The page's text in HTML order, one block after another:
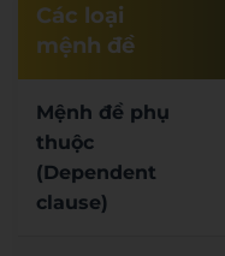
Các loại
mệnh đề
Mệnh đề phụ
thuộc
(Dependent
clause)